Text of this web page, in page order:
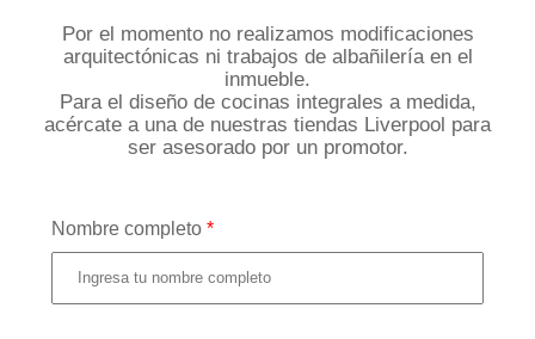
Por el momento no realizamos modificaciones
arquitectónicas ni trabajos de albañilería en el
inmueble.
Para el diseño de cocinas integrales a medida,
acércate a una de nuestras tiendas Liverpool para
ser asesorado por un promotor.
Nombre completo *